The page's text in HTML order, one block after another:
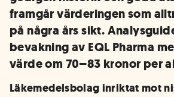
framgår värderingen som
på några års sikt.
bevakning av EQL Pharma
värde om 70–83 kronor per
Läkemedelsbolag inriktat mot